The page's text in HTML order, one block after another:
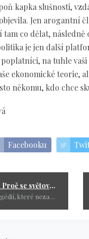
kapka slušnosti,
Jen arogantní
tam co dělat,
je jen další
na tuhle
ekonomické teorie,
někomu, kdo chce
Facebooku
Ego až do nebes: Proč se světová politika točí na pětníku (a proč nás to děsí)
Historie je plná tragédií, které nezačaly geniálním plánem, ale tím, že se někdo špatně vyspal, nechtěl vypadat jako slaboch před kamerami, nebo prostě jen špatně pochopil signál z druhé strany.